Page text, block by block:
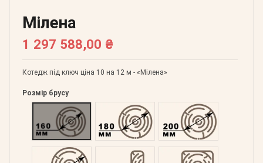
Мілена
1 297 588,00 ₴
Котедж під ключ ціна 10 на 12 м - «Мілена»
Розмір брусу
Оциліндрований 160Оциліндрований 180Оциліндрований 200
Оциліндрований 220Профільований 60 Профільований 150